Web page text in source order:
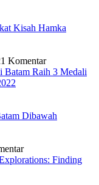
Kisah Hamka
1 Komentar
Batam Raih 3 Medali
Dibawah
Finding